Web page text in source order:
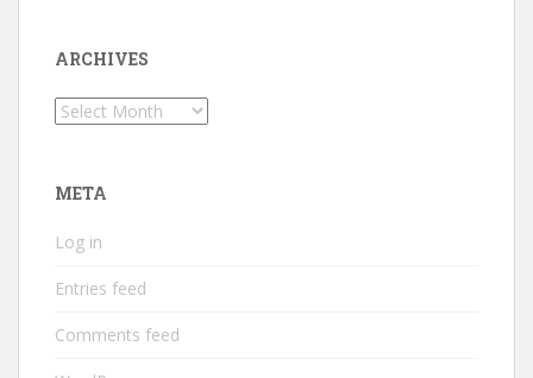
ARCHIVES
Archives
META
Log in
Entries feed
Comments feed